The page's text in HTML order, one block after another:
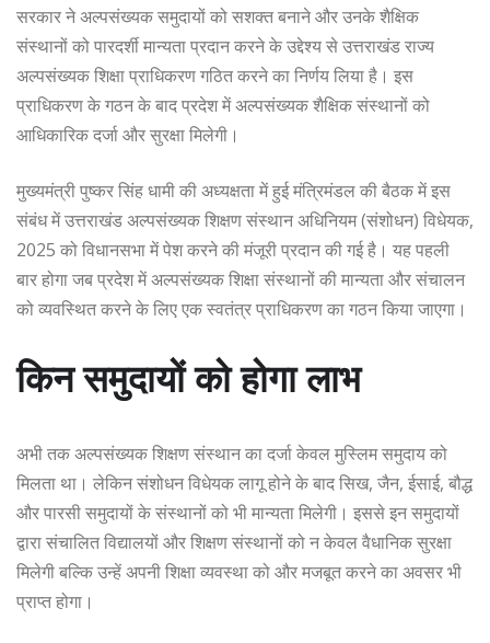
सरकार ने अल्पसंख्यक समुदायों को सशक्त बनाने और उनके शैक्षिक
संस्थानों को पारदर्शी मान्यता प्रदान करने के उद्देश्य से उत्तराखंड राज्य
अल्पसंख्यक शिक्षा प्राधिकरण गठित करने का निर्णय लिया है। इस
प्राधिकरण के गठन के बाद प्रदेश में अल्पसंख्यक शैक्षिक संस्थानों को
आधिकारिक दर्जा और सुरक्षा मिलेगी।
मुख्यमंत्री पुष्कर सिंह धामी की अध्यक्षता में हुई मंत्रिमंडल की बैठक में इस
संबंध में उत्तराखंड अल्पसंख्यक शिक्षण संस्थान अधिनियम (संशोधन) विधेयक,
2025 को विधानसभा में पेश करने की मंजूरी प्रदान की गई है। यह पहली
बार होगा जब प्रदेश में अल्पसंख्यक शिक्षा संस्थानों की मान्यता और संचालन
को व्यवस्थित करने के लिए एक स्वतंत्र प्राधिकरण का गठन किया जाएगा।
किन समुदायों को होगा लाभ
अभी तक अल्पसंख्यक शिक्षण संस्थान का दर्जा केवल मुस्लिम समुदाय को
मिलता था। लेकिन संशोधन विधेयक लागू होने के बाद सिख, जैन, ईसाई, बौद्ध
और पारसी समुदायों के संस्थानों को भी मान्यता मिलेगी। इससे इन समुदायों
द्वारा संचालित विद्यालयों और शिक्षण संस्थानों को न केवल वैधानिक सुरक्षा
मिलेगी बल्कि उन्हें अपनी शिक्षा व्यवस्था को और मजबूत करने का अवसर भी
प्राप्त होगा।